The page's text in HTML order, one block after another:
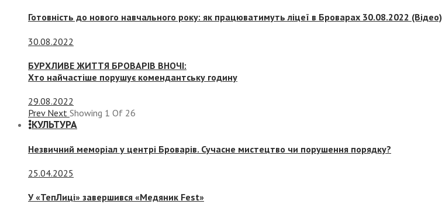
Готовність до нового навчального року: як працюватимуть ліцеї в Броварах 30.08.2022 (Відео)
30.08.2022
БУРХЛИВЕ ЖИТТЯ БРОВАРІВ ВНОЧІ:
Хто найчастіше порушує комендантську годину
29.08.2022
Prev Next Showing 1 Of 26
КУЛЬТУРА
Незвичний меморіал у центрі Броварів. Сучасне мистецтво чи порушення порядку?
25.04.2025
У «ТепЛиці» завершився «Медяник Fest»